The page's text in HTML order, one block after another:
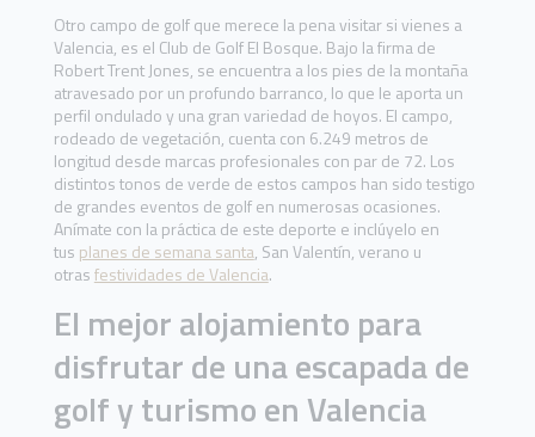
Otro campo de golf que merece la pena visitar si vienes a
Valencia, es el Club de Golf El Bosque. Bajo la firma de
Robert Trent Jones, se encuentra a los pies de la montaña
atravesado por un profundo barranco, lo que le aporta un
perfil ondulado y una gran variedad de hoyos. El campo,
rodeado de vegetación, cuenta con 6.249 metros de
longitud desde marcas profesionales con par de 72. Los
distintos tonos de verde de estos campos han sido testigo
de grandes eventos de golf en numerosas ocasiones.
Anímate con la práctica de este deporte e inclúyelo en
tus planes de semana santa, San Valentín, verano u
otrasfestividades de Valencia.
El mejor alojamiento para
disfrutar de una escapada de
golf y turismo en Valencia